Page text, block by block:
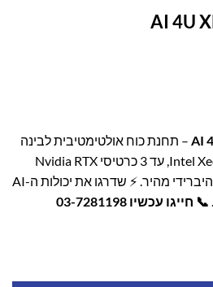
– תחנת כוח אולטימטיבית לבינה
מלאכותית! מעבד Intel Xeon Gold, עד 3 כרטיסי Nvidia RTX
A5000, זיכרון ECC ואחסון היברידי מהיר. ⚡ שדרגו את יכולות ה-AI
📞 חייגו עכשיו 03-7281198